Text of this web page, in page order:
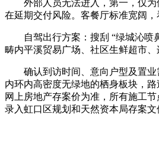
外部人员无法进入，第一，仅为
在延期交付风险。客餐厅标准宽阔
自驾出行方案：搜刮 “绿城沁喷鼻
畴内平溪贸易广场、社区生鲜超市
确认到访时间、意向户型及置业
内环内高密度无绿地的栖身板块，
网上房地产存案价为准，所有施工
录入虹口区规划和天然资本局存案